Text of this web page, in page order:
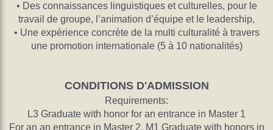
• Des connaissances linguistiques et culturelles, pour le
travail de groupe, l’animation d’équipe et le leadership,
• Une expérience concrète de la multi culturalité à travers
une promotion internationale (5 à 10 nationalités)
CONDITIONS D'ADMISSION
Requirements:
L3 Graduate with honor for an entrance in Master 1
For an an entrance in Master 2, M1 Graduate with honors in